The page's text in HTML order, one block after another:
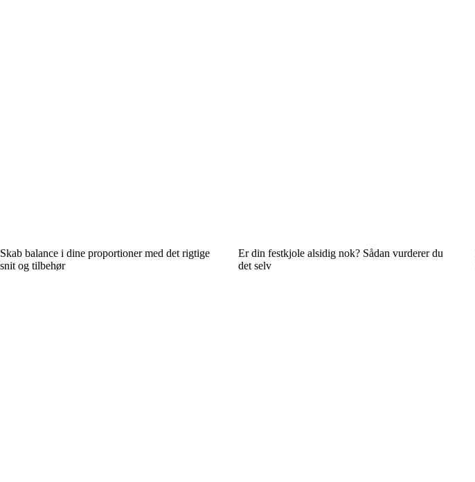
Skab balance i dine proportioner med det rigtige
snit og tilbehør
Er din festkjole alsidig nok? Sådan vurderer du
det selv